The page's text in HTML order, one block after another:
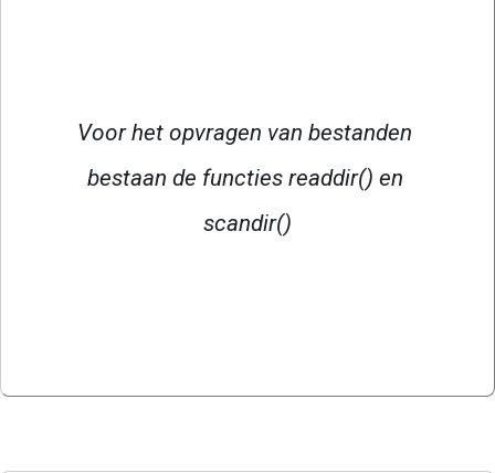
Voor het opvragen van bestanden
bestaan de functies readdir() en
scandir()